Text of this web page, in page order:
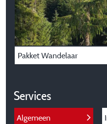
Pakket Wandelaar
Services
Algemeen